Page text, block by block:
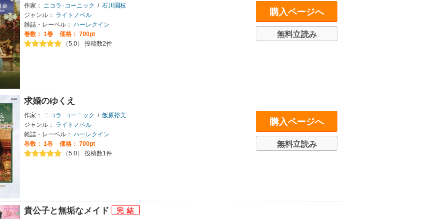
作家： ニコラ･コーニック / 石川園枝
ジャンル：
ライトノベル
雑誌・レーベル： ハーレクイン
巻数： 1巻
価格： 700pt
（5.0） 投稿数2件
購入ページへ
無料立読み
求婚のゆくえ
作家： ニコラ･コーニック / 飯原裕美
ジャンル：
ライトノベル
雑誌・レーベル： ハーレクイン
巻数： 1巻
価格： 700pt
（5.0） 投稿数1件
購入ページへ
無料立読み
貴公子と無垢なメイド